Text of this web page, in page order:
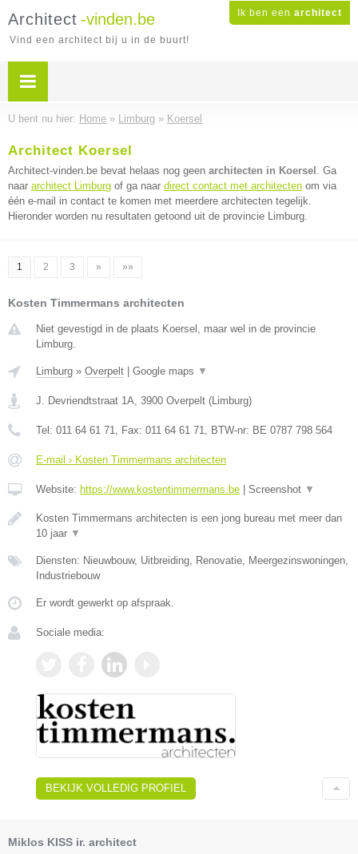
Ik ben een architect
Architect -vinden.be
Vind een architect bij u in de buurt!
U bent nu hier: Home » Limburg » Koersel
Architect Koersel
Architect-vinden.be bevat helaas nog geen architecten in Koersel . Ga
naar architect Limburg of ga naar direct contact met architecten om via
één e-mail in contact te komen met meerdere architecten tegelijk.
Hieronder worden nu resultaten getoond uit de provincie Limburg.
1 2 3 » »»
Kosten Timmermans architecten
Niet gevestigd in de plaats Koersel, maar wel in de provincie
Limburg.
Limburg » Overpelt Google maps ▼
J. Devriendtstraat 1A, 3900 Overpelt (Limburg)
Tel: 011 64 61 71, Fax: 011 64 61 71, BTW-nr: BE 0787 798 564
E-mail › Kosten Timmermans architecten
Website: https://www.kostentimmermans.be Screenshot ▼
Kosten Timmermans architecten is een jong bureau met meer dan
10 jaar ▼
Diensten: Nieuwbouw, Uitbreiding, Renovatie, Meergezinswoningen,
Industriebouw
Er wordt gewerkt op afspraak.
Sociale media:
BEKIJK VOLLEDIG PROFIEL
Miklos KISS ir. architect